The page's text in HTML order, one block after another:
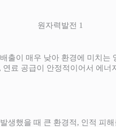
원자력발전 1
이 매우 낮아 환경에 미치
료 공급이 안정적이어서 에
생했을 때 큰 환경적, 인적 피